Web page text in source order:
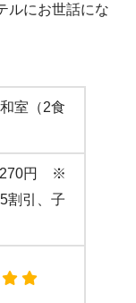
ルにお世話にな
室（2食
円 ※
割引、子